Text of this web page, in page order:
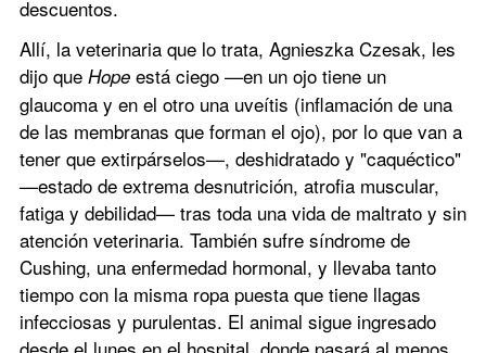
descuentos.
Allí, la veterinaria que lo trata, Agnieszka Czesak, les
dijo que Hope está ciego —en un ojo tiene un
glaucoma y en el otro una uveítis (inflamación de una
de las membranas que forman el ojo), por lo que van a
tener que extirpárselos—, deshidratado y "caquéctico"
—estado de extrema desnutrición, atrofia muscular,
fatiga y debilidad— tras toda una vida de maltrato y sin
atención veterinaria. También sufre síndrome de
Cushing, una enfermedad hormonal, y llevaba tanto
tiempo con la misma ropa puesta que tiene llagas
infecciosas y purulentas. El animal sigue ingresado